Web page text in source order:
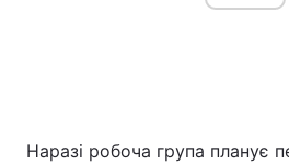
Наразі робоча група планує